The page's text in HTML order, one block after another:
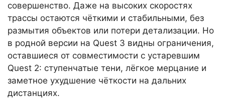
совершенство. Даже на высоких скоростях
трассы остаются чёткими и стабильными, без
размытия объектов или потери детализации. Но
в родной версии на Quest 3 видны ограничения,
оставшиеся от совместимости с устаревшим
Quest 2: ступенчатые тени, лёгкое мерцание и
заметное ухудшение чёткости на дальних
дистанциях.